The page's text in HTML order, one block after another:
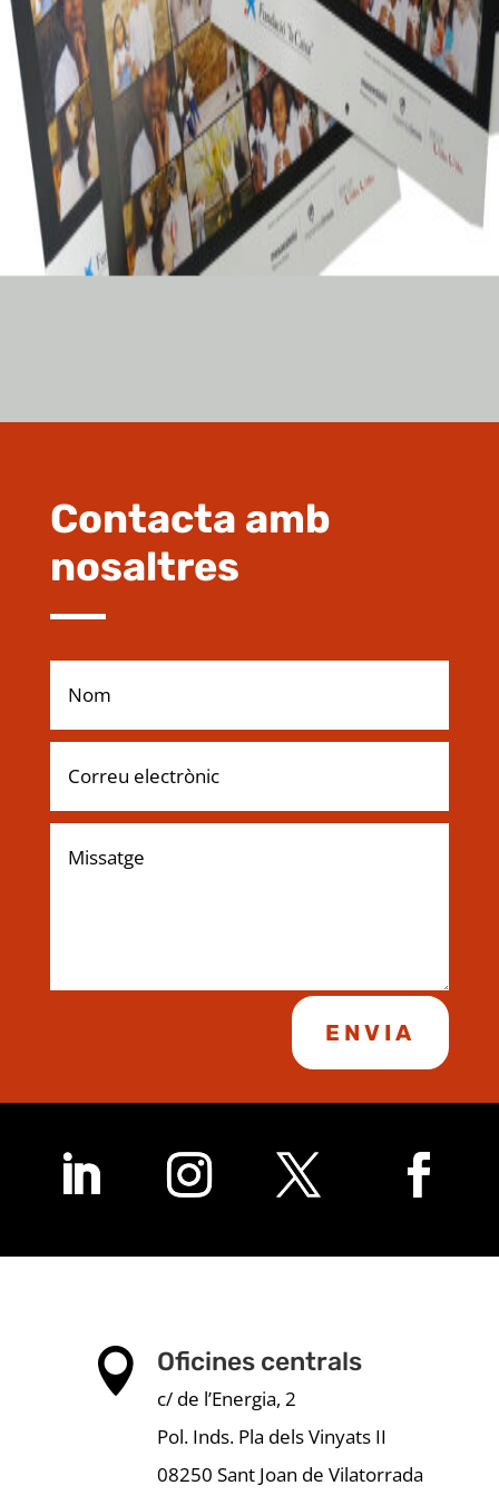
Contacta amb
nosaltres
ENVIA
 Oficines centrals
c/ de l’Energia, 2
Pol. Inds. Pla dels Vinyats II
08250 Sant Joan de Vilatorrada